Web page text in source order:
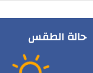
حالة الطقس